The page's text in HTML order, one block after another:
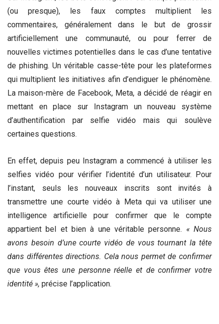
(ou presque), les faux comptes multiplient les
commentaires, généralement dans le but de grossir
artificiellement une communauté, ou pour ferrer de
nouvelles victimes potentielles dans le cas d’une tentative
de phishing. Un véritable casse-tête pour les plateformes
qui multiplient les initiatives afin d’endiguer le phénomène.
La maison-mère de Facebook, Meta, a décidé de réagir en
mettant en place sur Instagram un nouveau système
d’authentification par selfie vidéo mais qui soulève
certaines questions.
En effet, depuis peu Instagram a commencé à utiliser les
selfies vidéo pour vérifier l’identité d’un utilisateur. Pour
l’instant, seuls les nouveaux inscrits sont invités à
transmettre une courte vidéo à Meta qui va utiliser une
intelligence artificielle pour confirmer que le compte
appartient bel et bien à une véritable personne. « Nous
avons besoin d’une courte vidéo de vous tournant la tête
dans différentes directions. Cela nous permet de confirmer
que vous êtes une personne réelle et de confirmer votre
identité », précise l’application.